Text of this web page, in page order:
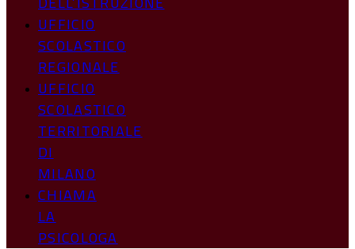
UFFICIO
SCOLASTICO
REGIONALE
UFFICIO
SCOLASTICO
TERRITORIALE
DI
MILANO
CHIAMA
LA
PSICOLOGA